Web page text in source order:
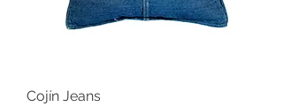
Cojín Jeans